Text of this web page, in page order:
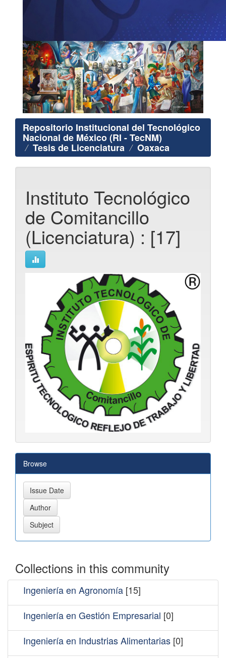
Repositorio Institucional del Tecnológico
Nacional de México (RI - TecNM)
Tesis de Licenciatura Oaxaca
Instituto Tecnológico
de Comitancillo
(Licenciatura) : [17]
Browse
Collections in this community
Ingeniería en Agronomía [15]
Ingeniería en Gestión Empresarial [0]
Ingeniería en Industrias Alimentarias [0]